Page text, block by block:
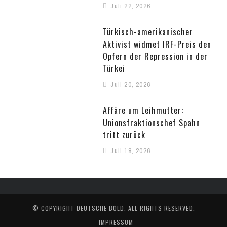
Juli 22, 2026
Türkisch-amerikanischer
Aktivist widmet IRF-Preis den
Opfern der Repression in der
Türkei
Juli 20, 2026
Affäre um Leihmutter:
Unionsfraktionschef Spahn
tritt zurück
Juli 18, 2026
© COPYRIGHT DEUTSCHE BOLD. ALL RIGHTS RESERVED.
IMPRESSUM